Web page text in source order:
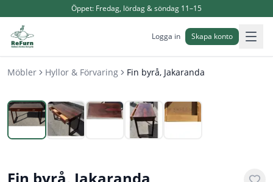
Öppet: Fredag, lördag & söndag 11–15
Logga in Skapa konto
Möbler Hyllor & Förvaring Fin byrå, Jakaranda